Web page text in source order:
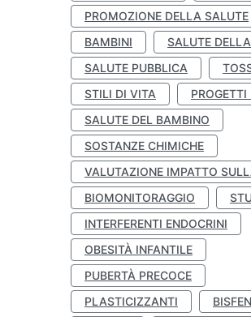
PROMOZIONE DELLA SALUTE
BAMBINI
SALUTE
SALUTE PUBBLICA
STILI DI VITA
PROGETTI
SALUTE DEL BAMBINO
SOSTANZE CHIMICHE
VALUTAZIONE IMPATTO
BIOMONITORAGGIO
INTERFERENTI ENDOCRINI
OBESITÀ INFANTILE
PUBERTÀ PRECOCE
PLASTICIZZANTI